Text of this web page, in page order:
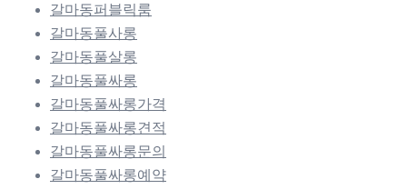
갈마동퍼블릭룸
갈마동풀사롱
갈마동풀살롱
갈마동풀싸롱
갈마동풀싸롱가격
갈마동풀싸롱견적
갈마동풀싸롱문의
갈마동풀싸롱예약